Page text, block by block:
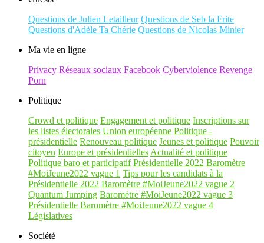
Questions de Julien Letailleur Questions de Seb la Frite
Questions d'Adèle Ta Chérie Questions de Nicolas Minier
Ma vie en ligne
Privacy Réseaux sociaux Facebook Cyberviolence Revenge
Porn
Politique
Crowd et politique Engagement et politique Inscriptions sur
les listes électorales Union européenne Politique -
présidentielle Renouveau politique Jeunes et politique Pouvoir
citoyen Europe et présidentielles Actualité et politique
Politique baro et participatif Présidentielle 2022 Baromètre
#MoiJeune2022 vague 1 Tips pour les candidats à la
Présidentielle 2022 Baromètre #MoiJeune2022 vague 2
Quantum Jumping Baromètre #MoiJeune2022 vague 3
Présidentielle Baromètre #MoiJeune2022 vague 4
Législatives
Société